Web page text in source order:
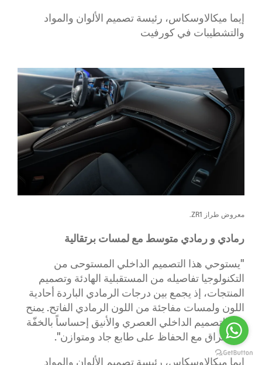
​إيما ميكالاوسكاس، رئيسة تصميم الألوان والمواد
والتشطيبات في كورفيت
معروض طراز ZR1.
رمادي و رمادي متوسط مع لمسات برتقالية
"يستوحي هذا التصميم الداخلي المستوحى من
التكنولوجيا تفاصيله من المستقبلية الهادئة وتصميم
المنتجات، إذ يجمع بين درجات الرمادي الباردة أحادية
اللون ولمسات مفاجئة من اللون الرمادي الفاتح. يمنح
هذا التصميم الداخلي العصري والأنيق إحساساً بالخفّة
والإشراق مع الحفاظ على طابع جاد ومتوازن".
إيما ميكالاوسكاس، رئيسة تصميم الألوان والمواد